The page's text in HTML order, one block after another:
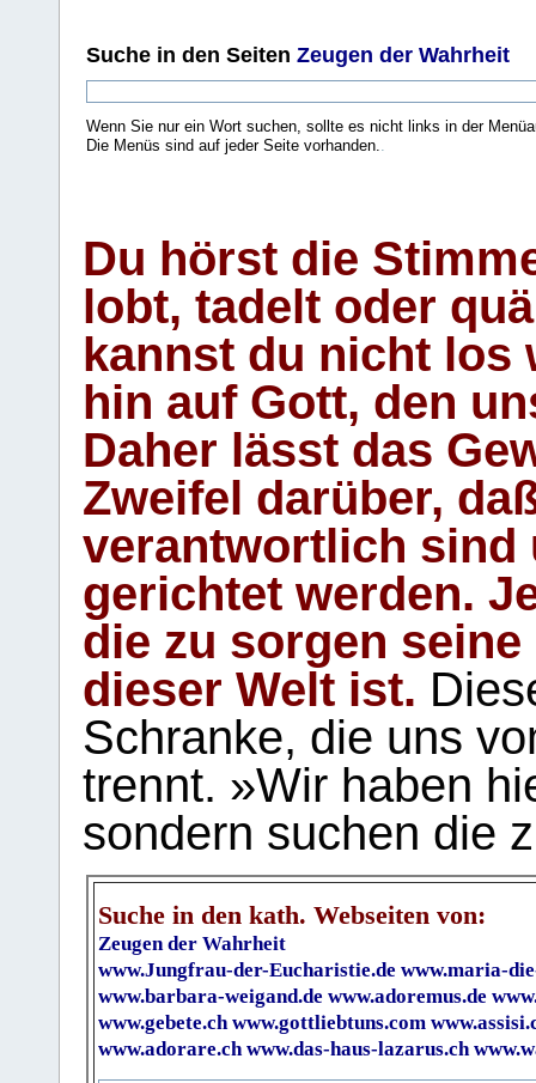
Suche in den Seiten Zeugen der Wahrheit
Wenn Sie nur ein Wort suchen, sollte es nicht links in der
Die Menüs sind auf jeder Seite vorhanden..
Du hörst die
lobt, tadelt oder
kannst du nicht los
hin auf Gott, den
Daher lässt das
Zweifel darüber,
verantwortlich sind
gerichtet werden.
die zu sorgen
dieser Welt ist.
Schranke, die uns
trennt. »Wir haben
sondern suchen die
Suche in den kath. Webseiten von:
Zeugen der Wahrheit
www.Jungfrau-der-Eucharistie.de www.maria-
www.barbara-weigand.de www.adoremus.de
www.gebete.ch www.gottliebtuns.com
www.adorare.ch www.das-haus-lazarus.ch